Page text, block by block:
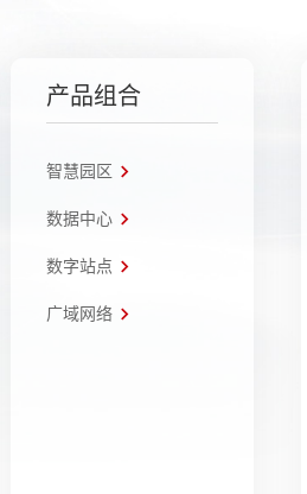
产品组合
智慧园区
数据中心
数字站点
广域网络